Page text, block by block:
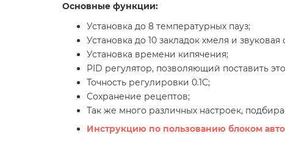
Основные функции:
Установка до 8 температурных пауз;
Установка до 10 закладок хмеля и
Установка времени кипячения;
PID регулятор, позволяющий поставить
Точность регулировки 0.1C;
Сохранение рецептов;
Так же много различных настроек,
Инструкцию по пользованию блоком